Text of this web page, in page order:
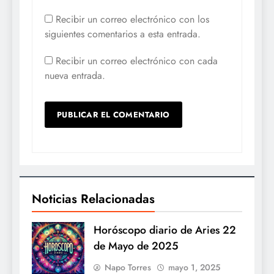
Recibir un correo electrónico con los
siguientes comentarios a esta entrada.
Recibir un correo electrónico con cada
nueva entrada.
Noticias Relacionadas
Horóscopo diario de Aries 22
de Mayo de 2025
Napo Torres mayo 1, 2025